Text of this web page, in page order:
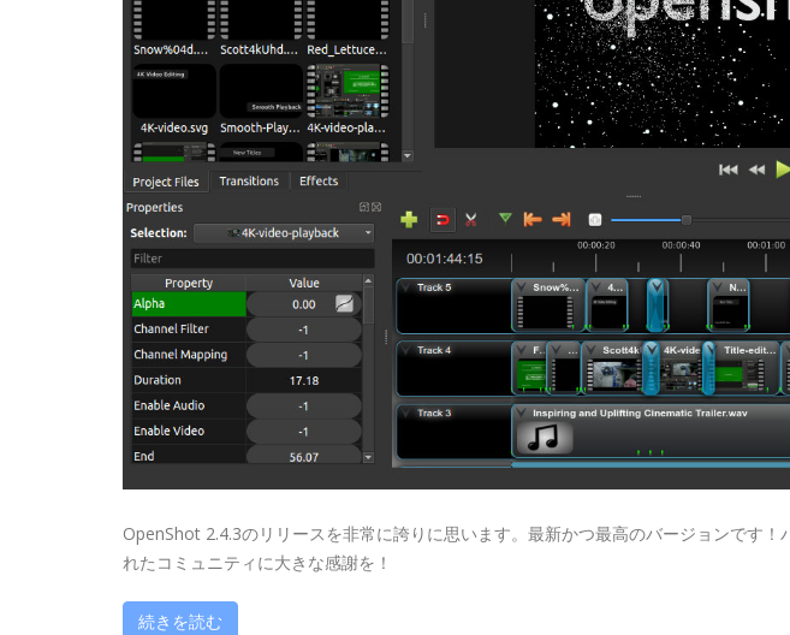
OpenShot 2.4.3のリリースを非常に誇りに思います。最新かつ最高のバージョンです！
れたコミュニティに大きな感謝を！
続きを読む